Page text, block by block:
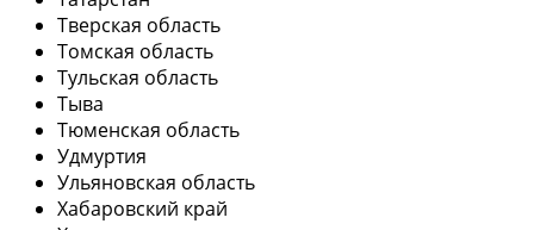
Тверская область
Томская область
Тульская область
Тыва
Тюменская область
Удмуртия
Ульяновская область
Хабаровский край